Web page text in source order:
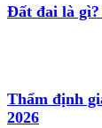
Đất đai là gì?
Thẩm định
2026